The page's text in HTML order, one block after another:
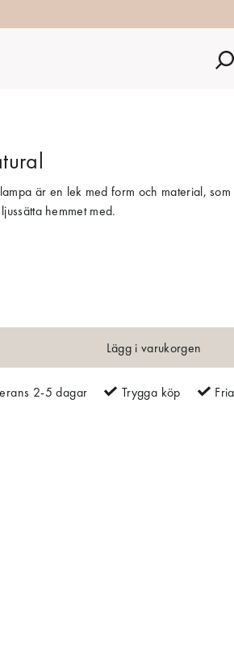
är en lek med form och material, som
hemmet med.
Lägg i varukorgen
2-5 dagar Trygga köp